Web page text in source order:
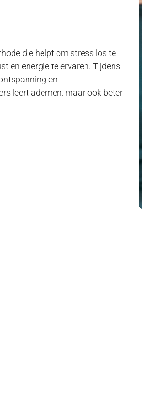
die helpt om stress los te
en energie te ervaren. Tijdens
en
leert ademen, maar ook beter